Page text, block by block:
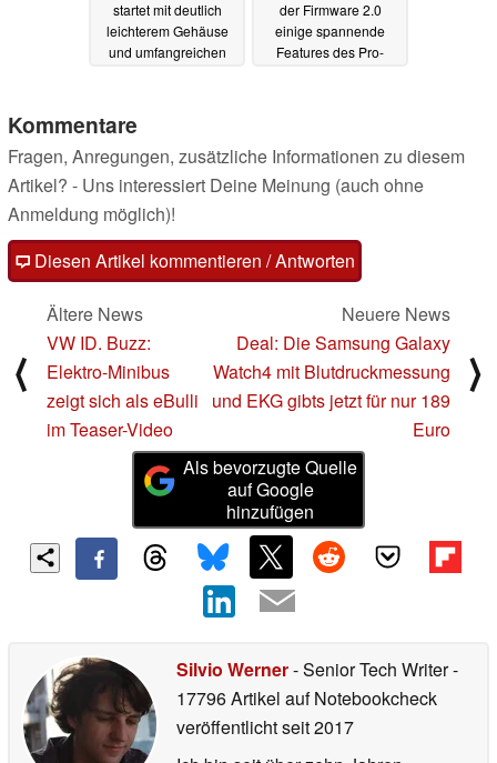
startet mit deutlich
leichterem Gehäuse
und umfangreichen
der Firmware 2.0
einige spannende
Features des Pro-
Kommentare
Fragen, Anregungen, zusätzliche Informationen zu diesem
Artikel? - Uns interessiert Deine Meinung (auch ohne
Anmeldung möglich)!
Diesen Artikel kommentieren / Antworten
⟨
Ältere News
VW ID. Buzz:
Elektro-Minibus
zeigt sich als eBulli
im Teaser-Video
Neuere News
Deal: Die Samsung Galaxy
Watch4 mit Blutdruckmessung
und EKG gibts jetzt für nur 189
Euro
⟩
Als bevorzugte Quelle
auf Google
hinzufügen
Silvio Werner- Senior Tech Writer-
17796 Artikel auf Notebookcheck
veröffentlichtseit 2017